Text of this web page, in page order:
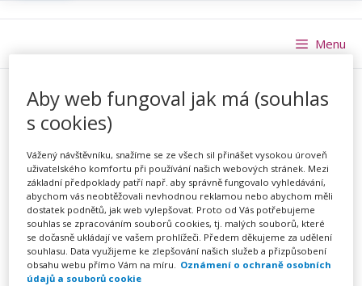
Aktivity pro trénink paměti a
pozornosti (webinář)
PořádáZřetel, s.r.o.
TERMÍN
Menu
Aby web fungoval jak má (souhlas
s cookies)
Vážený návštěvníku, snažíme se ze všech sil přinášet vysokou úroveň
uživatelského komfortu při používání našich webových stránek. Mezi
základní předpoklady patří např. aby správně fungovalo vyhledávání,
abychom vás neobtěžovali nevhodnou reklamou nebo abychom měli
dostatek podnětů, jak web vylepšovat. Proto od Vás potřebujeme
souhlas se zpracováním souborů cookies, tj. malých souborů, které
se dočasně ukládají ve vašem prohlížeči. Předem děkujeme za udělení
souhlasu. Data využijeme ke zlepšování našich služeb a přizpůsobení
obsahu webu přímo Vám na míru. Oznámení o ochraně osobních
údajů a souborů cookie